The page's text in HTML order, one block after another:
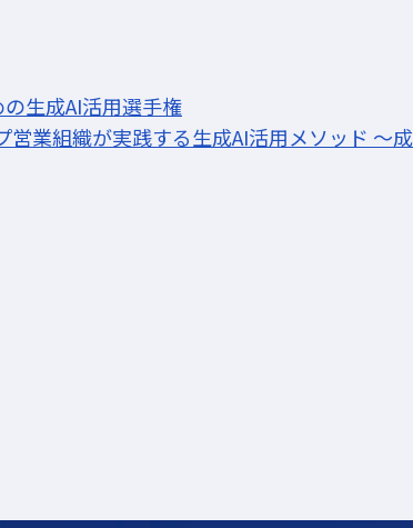
生成AI活用選手権
営業組織が実践する生成AI活用メソッド ～